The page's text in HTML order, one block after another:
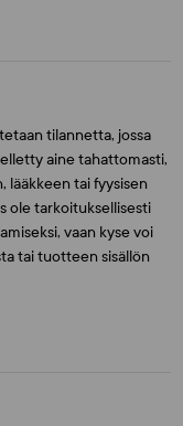
tilannetta, jossa
aine tahattomasti,
lääkkeen tai fyysisen
ole tarkoituksellisesti
vaan kyse voi
tai tuotteen sisällön